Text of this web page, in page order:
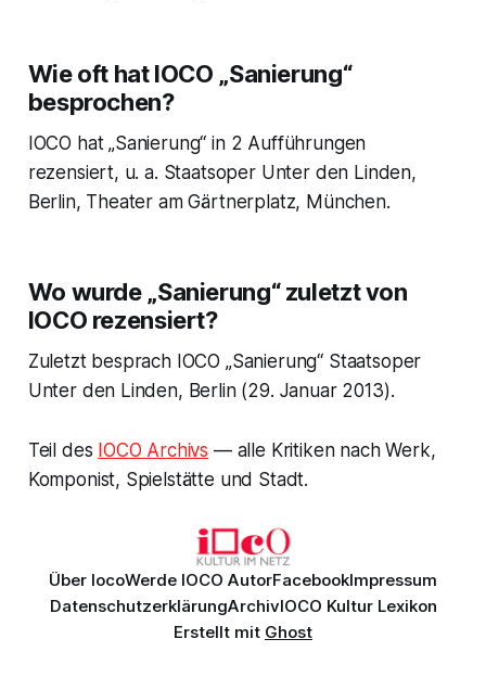
Wie oft hat IOCO „Sanierung“
besprochen?
IOCO hat „Sanierung“ in 2 Aufführungen
rezensiert, u. a. Staatsoper Unter den Linden,
Berlin, Theater am Gärtnerplatz, München.
Wo wurde „Sanierung“ zuletzt von
IOCO rezensiert?
Zuletzt besprach IOCO „Sanierung“ Staatsoper
Unter den Linden, Berlin (29. Januar 2013).
Teil des IOCO Archivs — alle Kritiken nach Werk,
Komponist, Spielstätte und Stadt.
Über IocoWerde IOCO AutorFacebookImpressum
DatenschutzerklärungArchivIOCO Kultur Lexikon
Erstellt mit Ghost